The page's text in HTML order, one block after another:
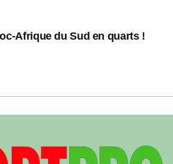
Afrique du Sud en quarts !